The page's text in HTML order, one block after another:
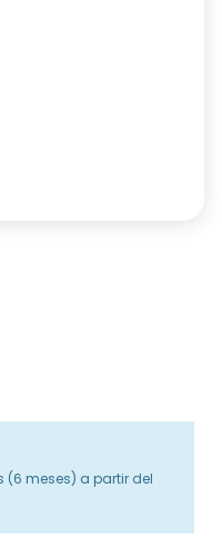
(6 meses) a partir del